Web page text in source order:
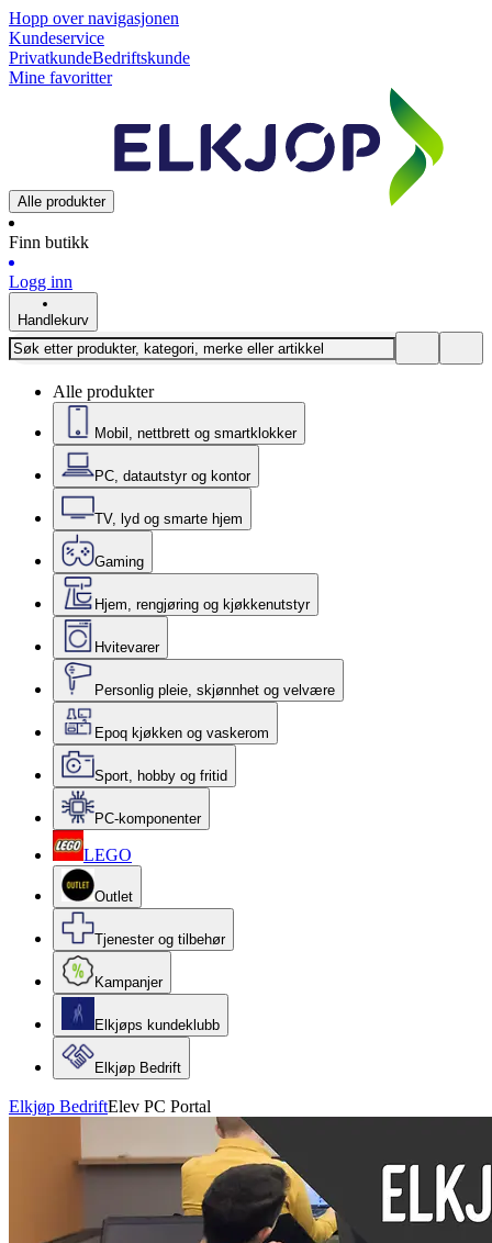
Hopp over navigasjonen
Kundeservice
PrivatkundeBedriftskunde
Mine favoritter
Alle produkter
Finn butikk
Logg inn
Handlekurv
Alle produkter
Mobil, nettbrett og smartklokker
PC, datautstyr og kontor
TV, lyd og smarte hjem
Gaming
Hjem, rengjøring og kjøkkenutstyr
Hvitevarer
Personlig pleie, skjønnhet og velvære
Epoq kjøkken og vaskerom
Sport, hobby og fritid
PC-komponenter
LEGO
Outlet
Tjenester og tilbehør
Kampanjer
Elkjøps kundeklubb
Elkjøp Bedrift
Elkjøp BedriftElev PC Portal